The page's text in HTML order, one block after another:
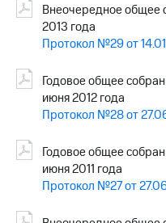
Внеочередное общее
2013 года
Протокол №29 от
Годовое общее
июня 2012 года
Протокол №28 от
Годовое общее
июня 2011 года
Протокол №27 от